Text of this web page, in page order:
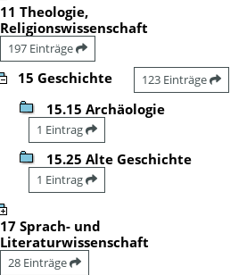
11 Theologie,
Religionswissenschaft
197 Einträge
15 Geschichte 123 Einträge
15.15 Archäologie
1 Eintrag
15.25 Alte Geschichte
1 Eintrag
17 Sprach- und
Literaturwissenschaft
28 Einträge